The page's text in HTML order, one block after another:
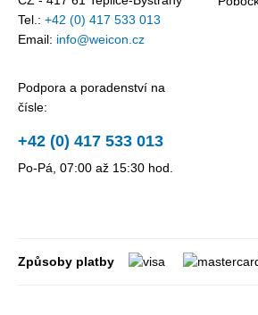
Tel.: +42 (0) 417 533 013
Email: info@weicon.cz
Podpora a poradenství na
čísle:
+42 (0) 417 533 013
Po-Pá, 07:00 až 15:30 hod.
Způsoby platby